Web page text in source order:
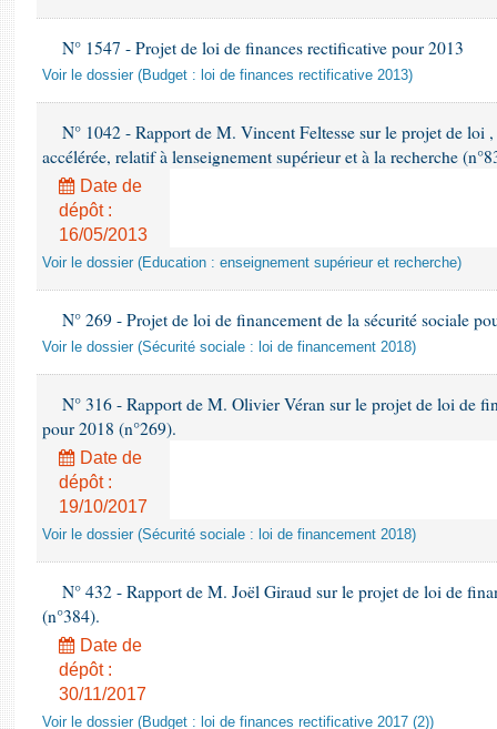
N° 1547 - Projet de loi de finances rectificative pour 2013
Voir le dossier (Budget : loi de finances rectificative 2013)
N° 1042 - Rapport de M. Vincent Feltesse sur le projet de loi
accélérée, relatif à lenseignement supérieur et à la recherche
Date de
dépôt :
16/05/2013
Voir le dossier (Education : enseignement supérieur et recherche)
N° 269 - Projet de loi de financement de la sécurité sociale
Voir le dossier (Sécurité sociale : loi de financement 2018)
N° 316 - Rapport de M. Olivier Véran sur le projet de loi de
pour 2018 (n°269).
Date de
dépôt :
19/10/2017
Voir le dossier (Sécurité sociale : loi de financement 2018)
N° 432 - Rapport de M. Joël Giraud sur le projet de loi de
(n°384).
Date de
dépôt :
30/11/2017
Voir le dossier (Budget : loi de finances rectificative 2017 (2))